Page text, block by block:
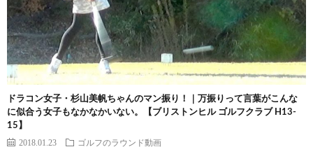
ドラコン女子・杉山美帆ちゃんのマン振り！｜万振りって言葉がこんな
に似合う女子もなかなかいない。【ブリストンヒル ゴルフクラブ H13-
15】
2018.01.23 ゴルフのラウンド動画